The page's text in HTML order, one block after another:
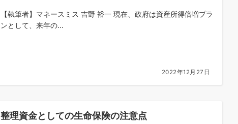
【執筆者】マネースミス 吉野 裕一 現在、政府は資産所得倍増プラ
ンとして、来年の...
2022年12月27日
整理資金としての生命保険の注意点